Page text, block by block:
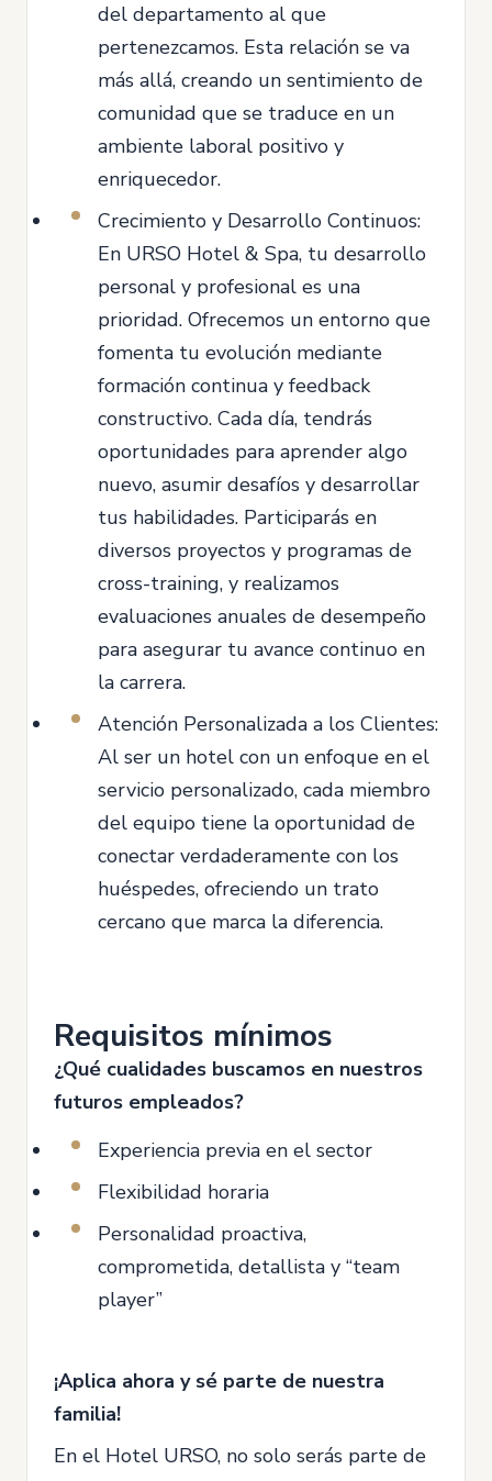
del departamento al que
pertenezcamos. Esta relación se va
más allá, creando un sentimiento de
comunidad que se traduce en un
ambiente laboral positivo y
enriquecedor.
Crecimiento y Desarrollo Continuos:
En URSO Hotel & Spa, tu desarrollo
personal y profesional es una
prioridad. Ofrecemos un entorno que
fomenta tu evolución mediante
formación continua y feedback
constructivo. Cada día, tendrás
oportunidades para aprender algo
nuevo, asumir desafíos y desarrollar
tus habilidades. Participarás en
diversos proyectos y programas de
cross-training, y realizamos
evaluaciones anuales de desempeño
para asegurar tu avance continuo en
la carrera.
Atención Personalizada a los Clientes:
Al ser un hotel con un enfoque en el
servicio personalizado, cada miembro
del equipo tiene la oportunidad de
conectar verdaderamente con los
huéspedes, ofreciendo un trato
cercano que marca la diferencia.
Requisitos mínimos
¿Qué cualidades buscamos en nuestros
futuros empleados?
Experiencia previa en el sector
Flexibilidad horaria
Personalidad proactiva,
comprometida, detallista y “team
player”
¡Aplica ahora y sé parte de nuestra
familia!
En el Hotel URSO, no solo serás parte de